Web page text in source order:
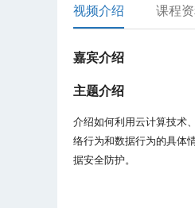
视频介绍 课程
嘉宾介绍
主题介绍
介绍如何利用云计算技术
络行为和数据行为的具体
据安全防护。